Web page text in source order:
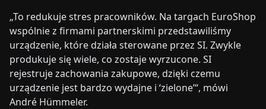
„To redukuje stres pracowników. Na targach EuroShop
wspólnie z firmami partnerskimi przedstawiliśmy
urządzenie, które działa sterowane przez SI. Zwykle
produkuje się wiele, co zostaje wyrzucone. SI
rejestruje zachowania zakupowe, dzięki czemu
urządzenie jest bardzo wydajne i ‘zielone’“, mówi
André Hümmeler.